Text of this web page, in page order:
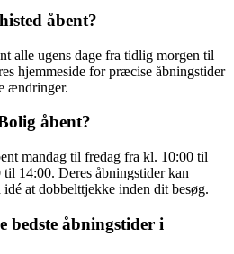
åbent?
alle ugens dage fra tidlig morgen til
hjemmeside for præcise åbningstider
ændringer.
åbent?
mandag til fredag fra kl. 10:00 til
14:00. Deres åbningstider kan
at dobbelttjekke inden dit besøg.
åbningstider i